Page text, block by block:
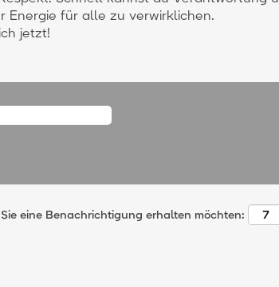
Energie für alle zu verwirklichen.
jetzt!
eine Benachrichtigung erhalten möchten: